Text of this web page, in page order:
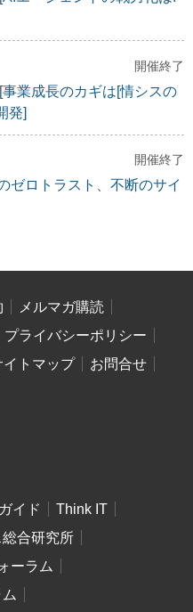
開催終了
業成長のカギは[情シスの
発]
開催終了
ゼロトラスト、不断のサイ
メルマガ購読
プライバシーポリシー
イトマップ
お問合せ
イド
Think IT
合研究所
ーラム